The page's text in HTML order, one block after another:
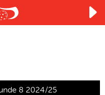
8 2024/25